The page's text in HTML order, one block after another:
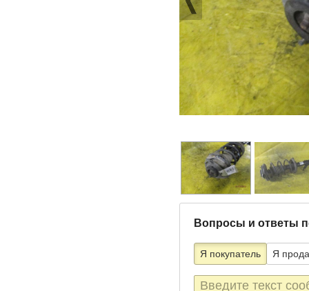
Вопросы и ответы
Я покупатель Я
Текст